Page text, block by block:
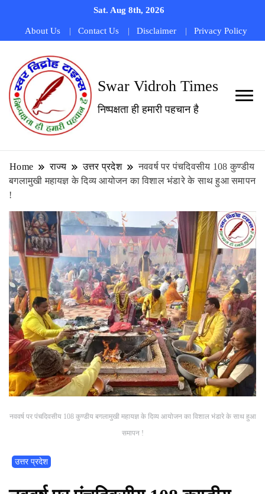
Sat. Aug 8th, 2026
About Us Contact Us Disclaimer Privacy Policy
Swar Vidroh Times
निष्पक्षता ही हमारी पहचान है
Home राज्य उत्तर प्रदेश
नववर्ष पर पंचदिवसीय 108 कुण्डीय
बगलामुखी महायज्ञ के दिव्य आयोजन का विशाल भंडारे के साथ हुआ समापन
!
नववर्ष पर पंचदिवसीय 108 कुण्डीय बगलामुखी महायज्ञ के दिव्य आयोजन का विशाल भंडारे के साथ हुआ
समापन !
उत्तर प्रदेश